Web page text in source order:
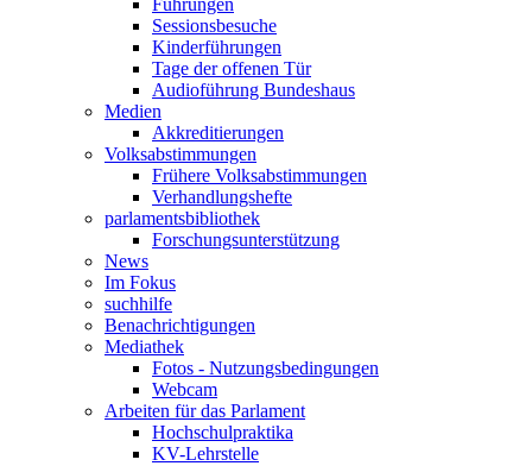
Führungen
Sessionsbesuche
Kinderführungen
Tage der offenen Tür
Audioführung Bundeshaus
Medien
Akkreditierungen
Volksabstimmungen
Frühere Volksabstimmungen
Verhandlungshefte
parlamentsbibliothek
Forschungsunterstützung
News
Im Fokus
suchhilfe
Benachrichtigungen
Mediathek
Fotos - Nutzungsbedingungen
Webcam
Arbeiten für das Parlament
Hochschulpraktika
KV-Lehrstelle